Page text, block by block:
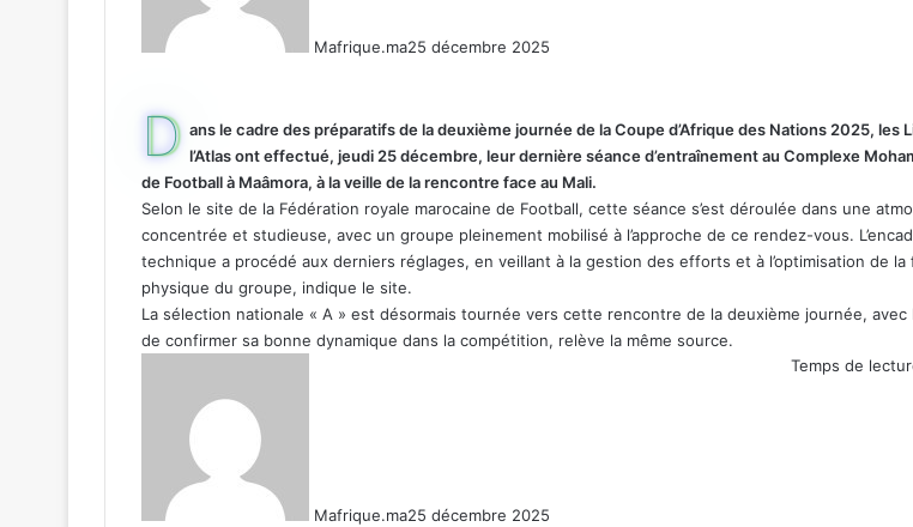
Mafrique.ma25 décembre 2025
D ans le cadre des préparatifs de la deuxième journée de la Coupe d’Afrique des Nations 2025, les
l’Atlas ont effectué, jeudi 25 décembre, leur dernière séance d’entraînement au Complexe
de Football à Maâmora, à la veille de la rencontre face au Mali.
Selon le site de la Fédération royale marocaine de Football, cette séance s’est déroulée dans une
concentrée et studieuse, avec un groupe pleinement mobilisé à l’approche de ce rendez-vous.
technique a procédé aux derniers réglages, en veillant à la gestion des efforts et à l’optimisation de la
physique du groupe, indique le site.
La sélection nationale « A » est désormais tournée vers cette rencontre de la deuxième journée, avec
de confirmer sa bonne dynamique dans la compétition, relève la même source.
Mafrique.ma25 décembre 2025
Temps de